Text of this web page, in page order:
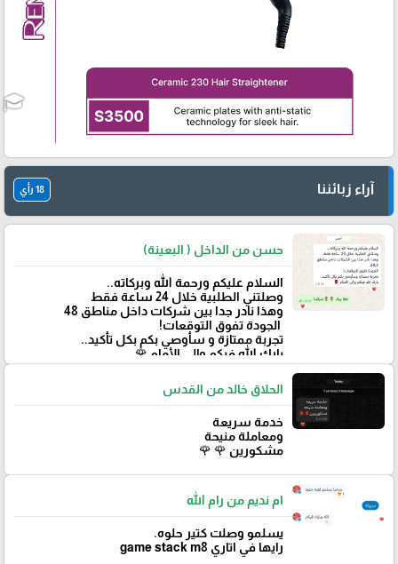
آراء زبائننا 18 رأي
حسن من الداخل ( البعينة)
‏السلام عليكم ورحمة الله وبركاته..
وصلتني الطلبية خلال 24 ساعة فقط
‏وهذا نادر جدا بين شركات داخل مناطق 48
‏ الجودة تفوق التوقعات!
تجربة ممتازة و سأوصي بكم بكل تأكيد..
‏بارك الله فيكم وإلى الأمام 🌹
الحلاق خالد من القدس
خدمة سريعة
ومعاملة منيحة
مشكورين 🌹 🌹
ام نديم من رام الله
يسلمو وصلت كتير حلوه.
رايها في اتاري game stack m8